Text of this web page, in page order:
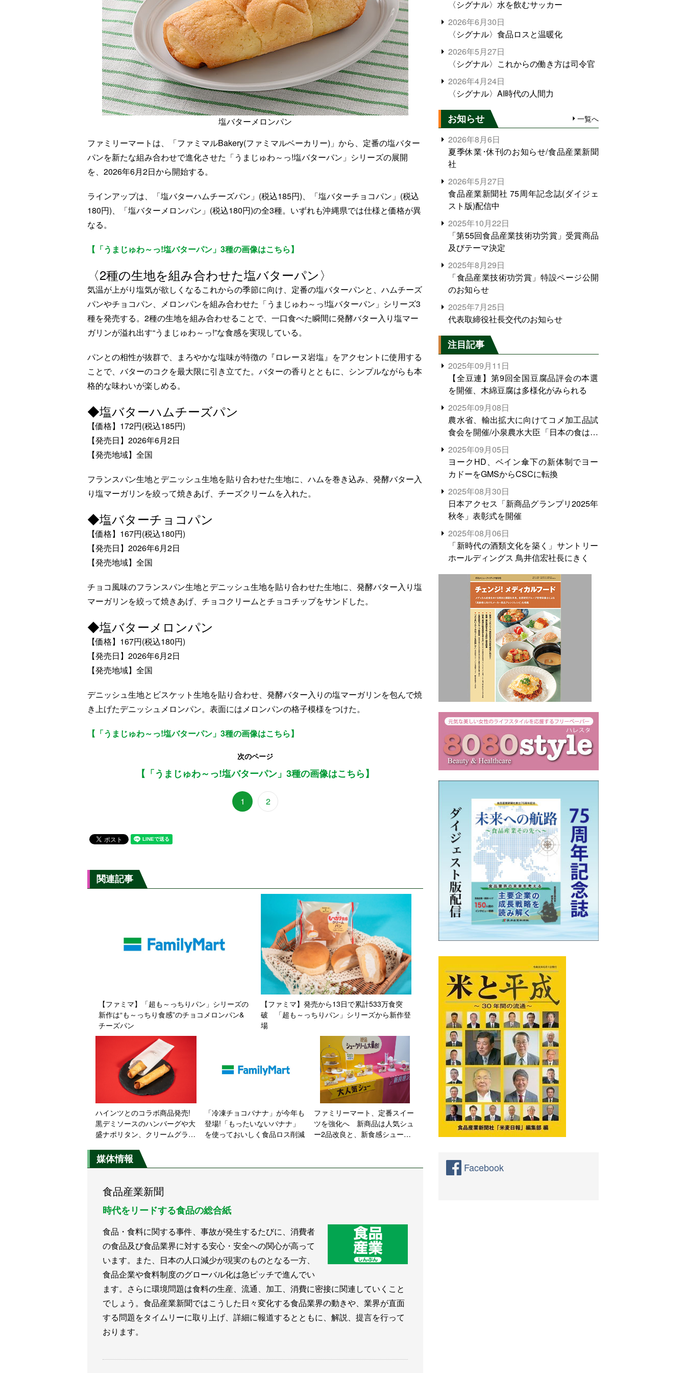
塩バターメロンパン
ファミリーマートは、「ファミマルBakery(ファミマルベーカリー)」から、定番の塩バター
パンを新たな組み合わせで進化させた「うまじゅわ～っ!塩バターパン」シリーズの展開
を、2026年6月2日から開始する。
ラインアップは、「塩バターハムチーズパン」(税込185円)、「塩バターチョコパン」(税込
180円)、「塩バターメロンパン」(税込180円)の全3種。いずれも沖縄県では仕様と価格が異
なる。
【「うまじゅわ～っ!塩バターパン」3種の画像はこちら】
〈2種の生地を組み合わせた塩バターパン〉
気温が上がり塩気が欲しくなるこれからの季節に向け、定番の塩バターパンと、ハムチーズ
パンやチョコパン、メロンパンを組み合わせた「うまじゅわ～っ!塩バターパン」シリーズ3
種を発売する。2種の生地を組み合わせることで、一口食べた瞬間に発酵バター入り塩マー
ガリンが溢れ出す“うまじゅわ～っ!”な食感を実現している。
パンとの相性が抜群で、まろやかな塩味が特徴の『ロレーヌ岩塩』をアクセントに使用する
ことで、バターのコクを最大限に引き立てた。バターの香りとともに、シンプルながらも本
格的な味わいが楽しめる。
◆塩バターハムチーズパン
【価格】172円(税込185円)
【発売日】2026年6月2日
【発売地域】全国
フランスパン生地とデニッシュ生地を貼り合わせた生地に、ハムを巻き込み、発酵バター入
り塩マーガリンを絞って焼きあげ、チーズクリームを入れた。
◆塩バターチョコパン
【価格】167円(税込180円)
【発売日】2026年6月2日
【発売地域】全国
チョコ風味のフランスパン生地とデニッシュ生地を貼り合わせた生地に、発酵バター入り塩
マーガリンを絞って焼きあげ、チョコクリームとチョコチップをサンドした。
◆塩バターメロンパン
【価格】167円(税込180円)
【発売日】2026年6月2日
【発売地域】全国
デニッシュ生地とビスケット生地を貼り合わせ、発酵バター入りの塩マーガリンを包んで焼
き上げたデニッシュメロンパン。表面にはメロンパンの格子模様をつけた。
【「うまじゅわ～っ!塩バターパン」3種の画像はこちら】
次のページ
【「うまじゅわ～っ!塩バターパン」3種の画像はこちら】
1 2
関連記事
【ファミマ】「超も～っちりパン」シリーズの
新作は“も～っちり食感”のチョコメロンパン&
チーズパン
【ファミマ】発売から13日で累計533万食突
破 「超も～っちりパン」シリーズから新作登
場
ハインツとのコラボ商品発売!
黒デミソースのハンバーグや大
盛ナポリタン、クリームグラタ
「冷凍チョコバナナ」が今年も
登場!「もったいないバナナ」
を使っておいしく食品ロス削減
ファミリーマート、定番スイー
ツを強化へ 新商品は人気シュ
ー2品改良と、新食感シュー2
媒体情報
食品産業新聞
時代をリードする食品の総合紙
食品・食料に関する事件、事故が発生するたびに、消費者
の食品及び食品業界に対する安心・安全への関心が高って
います。また、日本の人口減少が現実のものとなる一方、
食品企業や食料制度のグローバル化は急ピッチで進んでい
ます。さらに環境問題は食料の生産、流通、加工、消費に密接に関連していくこと
でしょう。食品産業新聞ではこうした日々変化する食品業界の動きや、業界が直面
する問題をタイムリーに取り上げ、詳細に報道するとともに、解説、提言を行って
おります。
〈シグナル〉水を飲むサッカー
2026年6月30日
〈シグナル〉食品ロスと温暖化
2026年5月27日
〈シグナル〉これからの働き方は司令官
2026年4月24日
〈シグナル〉AI時代の人間力
お知らせ 一覧へ
2026年8月6日
夏季休業･休刊のお知らせ/食品産業新聞
社
2026年5月27日
食品産業新聞社 75周年記念誌(ダイジェ
スト版)配信中
2025年10月22日
「第55回食品産業技術功労賞」受賞商品
及びテーマ決定
2025年8月29日
「食品産業技術功労賞」特設ページ公開
のお知らせ
2025年7月25日
代表取締役社長交代のお知らせ
注目記事
2025年09月11日
【全豆連】第9回全国豆腐品評会の本選
を開催、木綿豆腐は多様化がみられる
2025年09月08日
農水省、輸出拡大に向けてコメ加工品試
食会を開催/小泉農水大臣「日本の食は世
界でトップをとれる。米増産に向けて、
米輸出需要の拡大を」
2025年09月05日
ヨークHD、ベイン傘下の新体制でヨー
カドーをGMSからCSCに転換
2025年08月30日
日本アクセス「新商品グランプリ2025年
秋冬」表彰式を開催
2025年08月06日
「新時代の酒類文化を築く」サントリー
ホールディングス 鳥井信宏社長にきく
Facebook